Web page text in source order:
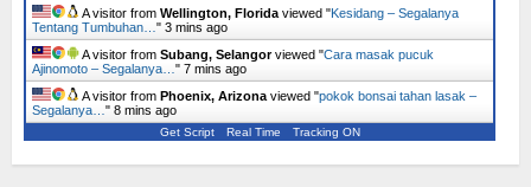
A visitor from Wellington, Florida viewed "Kesidang – Segalanya
Tentang Tumbuhan… " 3 mins ago
A visitor from Subang, Selangorviewed "Cara masak pucuk
Ajinomoto – Segalanya… " 7 mins ago
A visitor from Phoenix, Arizona viewed "pokok bonsai tahan lasak –
Segalanya… " 8 mins ago
Get Script Real Time Tracking ON